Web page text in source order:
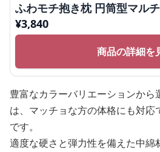
ふわモチ抱き枕 円筒型マル
¥3,840
商品の詳細を
豊富なカラーバリエーションから
は、マッチョな方の体格にも対
です。
適度な硬さと弾力性を備えた中綿